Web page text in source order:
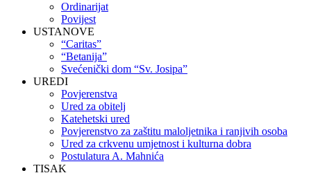
Ordinarijat
Povijest
USTANOVE
“Caritas”
“Betanija”
Svećenički dom “Sv. Josipa”
UREDI
Povjerenstva
Ured za obitelj
Katehetski ured
Povjerenstvo za zaštitu maloljetnika i ranjivih osoba
Ured za crkvenu umjetnost i kulturna dobra
Postulatura A. Mahnića
TISAK